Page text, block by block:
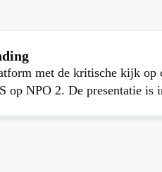
met de kritische kijk op
op NPO 2. De presentatie is